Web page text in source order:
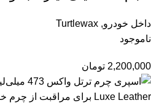
داخل خودرو,
Turtlewax
ناموجود
2,200,000 تومان